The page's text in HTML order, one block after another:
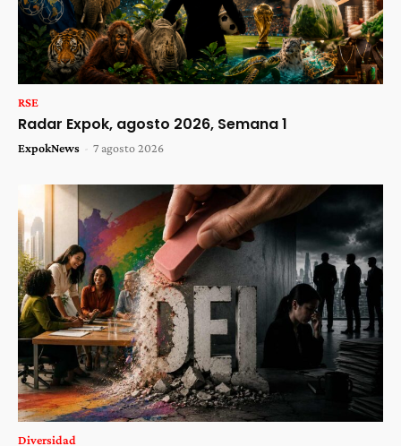
RSE
Radar Expok, agosto 2026, Semana 1
ExpokNews - 7 agosto 2026
Diversidad